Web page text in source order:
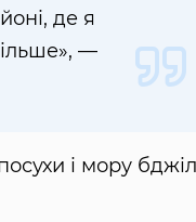
де я
—
і мору